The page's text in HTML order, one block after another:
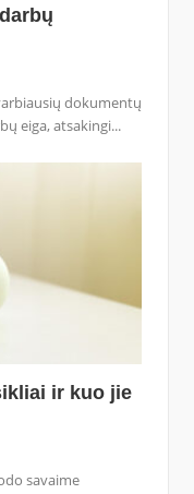
dokumentų
eiga, atsakingi...
ir kuo jie
savaime